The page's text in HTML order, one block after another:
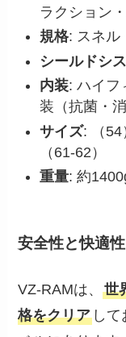
ラクション
規格: スネル
シールドシ
内装: ハイフ
装（抗菌・
サイズ: （54
（61-62）
重量: 約
安全性と快適性
VZ-RAMは、世
格をクリア し